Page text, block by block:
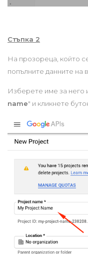
Стъпка 2
На прозореца, който
попълните данните на
Изберете име за него
name" и кликнете